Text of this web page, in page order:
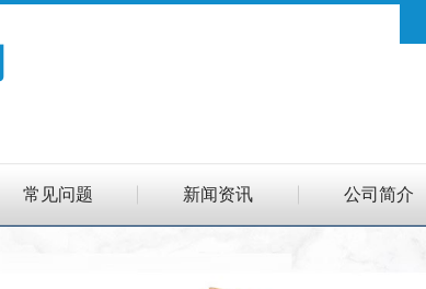
常见问题 新闻资讯 公司简介